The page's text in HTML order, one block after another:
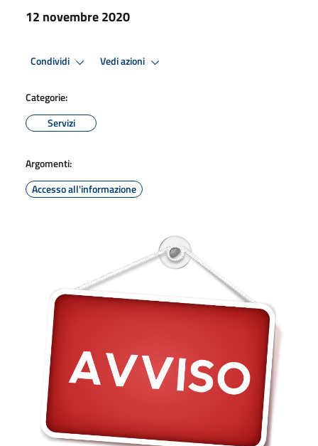
12 novembre 2020
Condividi Vedi azioni
Categorie:
Servizi
Argomenti:
Accesso all'informazione